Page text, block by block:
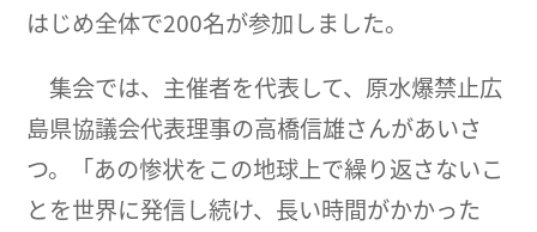
はじめ全体で200名が参加しました。
集会では、主催者を代表して、原水爆禁止広
島県協議会代表理事の高橋信雄さんがあいさ
つ。「あの惨状をこの地球上で繰り返さないこ
とを世界に発信し続け、長い時間がかかった